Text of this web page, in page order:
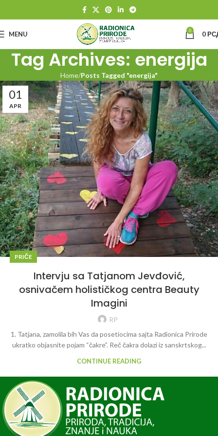
MENU 0 0
Tag Archives: energija
Home Posts Tagged "energija"
01
APR
PRIČE
Intervju sa Tatjanom Jevđović,
osnivačem holističkog centra Beauty
Imagini
RP
1. Tatjana, zamolila bih Vas da posetiocima sajta Radionica Prirode
ukratko objasnite pojam “čakre”. Reč čakra dolazi iz sanskrtskog...
CONTINUE READING